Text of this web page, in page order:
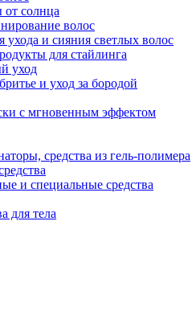
от солнца
волос
ухода и сияния светлых волос
для стайлинга
уход
и уход за бородой
с мгновенным эффектом
средства из гель-полимера
и специальные средства
для тела